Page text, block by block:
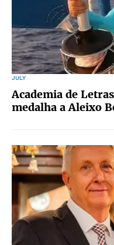
JULY
Academia de
medalha a Aleixo